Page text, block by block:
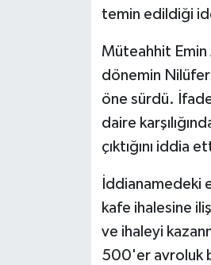
temin edildiği
Müteahhit
dönemin
öne sürdü.
daire
çıktığını iddia
İddianamedeki
kafe ihalesine
ve ihaleyi
500'er avroluk
POLİTİKA
SPOR HABERLERİ